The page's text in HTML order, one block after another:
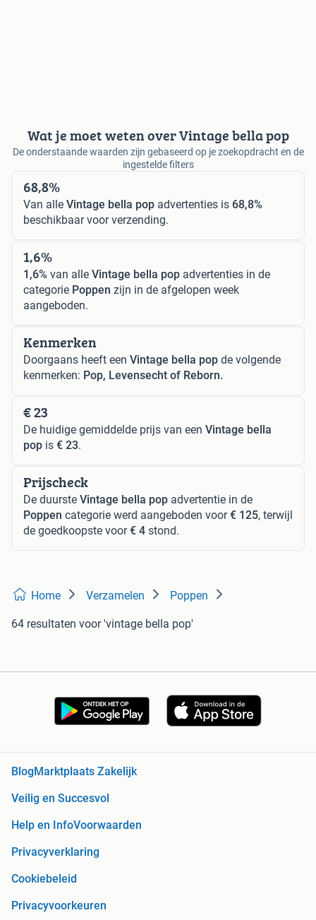
Wat je moet weten over Vintage bella pop
De onderstaande waarden zijn gebaseerd op je zoekopdracht en de
ingestelde filters
68,8%
Van alle Vintage bella pop advertenties is 68,8%
beschikbaar voor verzending.
1,6%
1,6% van alle Vintage bella pop advertenties in de
categorie Poppen zijn in de afgelopen week
aangeboden.
Kenmerken
Doorgaans heeft een Vintage bella pop de volgende
kenmerken: Pop, Levensecht of Reborn.
€ 23
De huidige gemiddelde prijs van een Vintage bella
pop is € 23.
Prijscheck
De duurste Vintage bella pop advertentie in de
Poppen categorie werd aangeboden voor€ 125, terwijl
de goedkoopste voor€ 4 stond.
Home Verzamelen Poppen
64 resultaten voor 'vintage bella pop'
BlogMarktplaats Zakelijk
Veilig en Succesvol
Help en InfoVoorwaarden
Privacyverklaring
Cookiebeleid
Privacyvoorkeuren